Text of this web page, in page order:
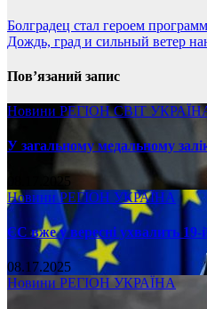
Болградец стал героем
Дождь, град и сильный ветер
Пов’язаний запис
Новини РЕГІОНСВІТ
У загальному медальному
08.17.2025
НовиниРЕГІОН УКРАЇНА
ЄС вже у вересні ухвалить
08.17.2025
Новини РЕГІОН УКРАЇНА